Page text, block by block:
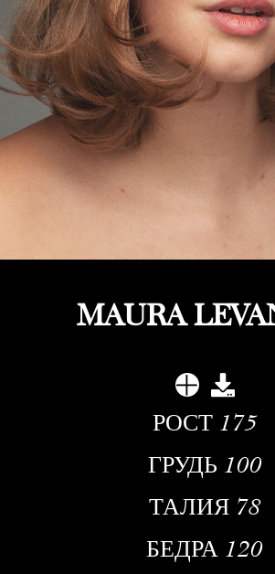
MAURA
РОСТ 175
ГРУДЬ 100
ТАЛИЯ 78
БЕДРА 120